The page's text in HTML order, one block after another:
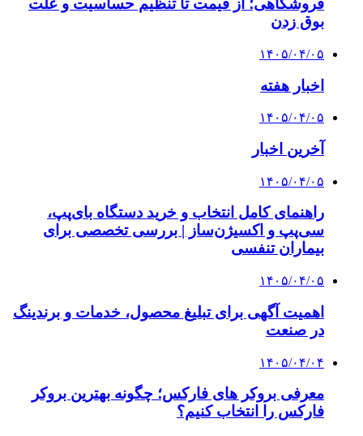
فروشگاهی؛ از قیمت تا تنظیم حساسیت و علت
بوق زدن
۱۴۰۵/۰۴/۰۵
اخبار هفته
۱۴۰۵/۰۴/۰۵
آخرین اخبار
۱۴۰۵/۰۴/۰۵
راهنمای کامل انتخاب و خرید دستگاه بای‌پپ،
سی‌پپ و اکسیژن‌ساز | بررسی تخصصی برای
بیماران تنفسی
۱۴۰۵/۰۴/۰۵
اهمیت آگهی برای تبلیغ محصول، خدمات و برندینگ
در صنعت
۱۴۰۵/۰۴/۰۴
معرفی بروکر های فارکس؛ چگونه بهترین بروکر
فارکس را انتخاب کنیم؟